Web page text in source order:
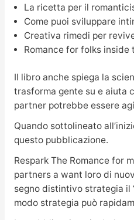
La ricetta per il
Come puoi sviluppare
Creativa rimedi per
Romance for folks inside
Il libro anche spiega la
trasforma gente su e aiuta
partner potrebbe essere
Quando sottolineato
questo pubblicazione.
Respark The Romance for
partners a want loro di
segno distintivo strategia il
modo strategia può